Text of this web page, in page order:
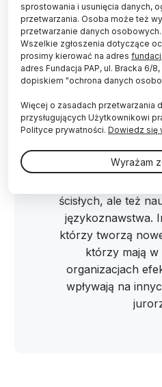
Do finału XX edycji
weszły 23 osoby,
działania
ostatnich tygodniach.
grudnia.
"Cieszą
ścisłych, ale też
językoznawstwa.
którzy tworzą
którzy mają w
organizacjach
wpływają na
sprostowania i usunięcia danych,
przetwarzania. Osoba może też
przetwarzanie danych osobowych.
Wszelkie zgłoszenia dotyczące
prosimy kierować na adres
adres Fundacja PAP, ul. Bracka 6/
dopiskiem "ochrona danych
Więcej o zasadach przetwarzania
przysługujących Użytkownikowi
Polityce prywatności. Dowiedz się
Wyrażam